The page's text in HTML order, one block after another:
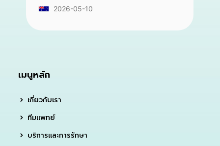
2026-05-10
เมนูหลัก
เกี่ยวกับเรา
ทีมแพทย์
บริการและการรักษา